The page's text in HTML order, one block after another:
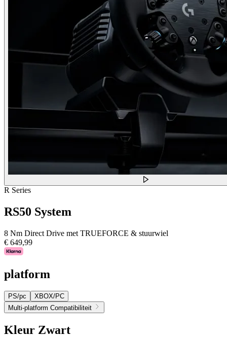
R Series
RS50 System
8 Nm Direct Drive met TRUEFORCE & stuurwiel
€ 649,99
platform
PS/pc
XBOX/PC
Multi-platform Compatibiliteit
Kleur Zwart